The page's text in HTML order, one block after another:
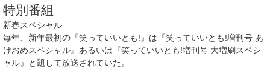
特別番組
新春スペシャル
毎年、新年最初の『笑っていいとも!』は『笑っていいとも!増刊号 あ
けおめスペシャル』あるいは『笑っていいとも!増刊号 大増刷スペシ
ャル』と題して放送されていた。